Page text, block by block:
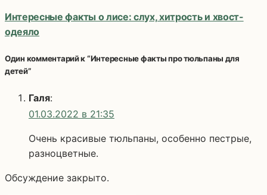
Интересные факты о лисе: слух, хитрость и хвост-
одеяло
Один комментарий к “Интересные факты про тюльпаны для
детей”
Галя:
01.03.2022 в 21:35
Очень красивые тюльпаны, особенно пестрые,
разноцветные.
Обсуждение закрыто.